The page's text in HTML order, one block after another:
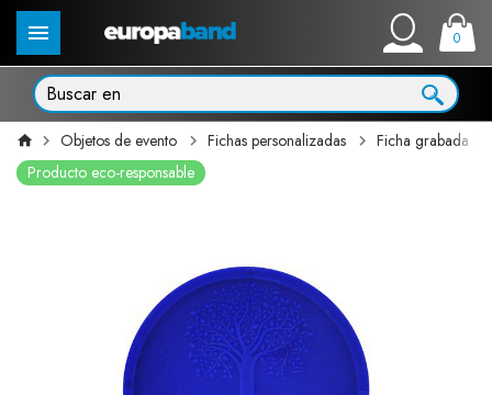
0
Objetos de evento Fichas personalizadas
Ficha grabada
Producto eco-responsable